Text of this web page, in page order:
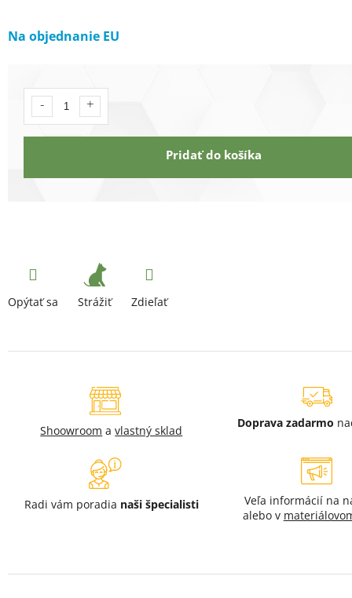
Na objednanie EU
Pridať do košíka
Opýtať sa Strážiť Zdieľať
Shoowroom avlastný sklad
Doprava zadarmo
Radi vám poradia naši špecialisti
Veľa informácií na
alebo v